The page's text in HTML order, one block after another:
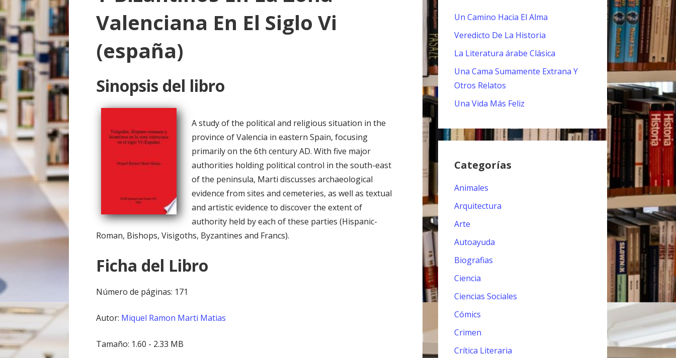
o
Valenciana En El Siglo Vi
(españa)
Sinopsis del libro
A study of the political and religious situation in the
province of Valencia in eastern Spain, focusing
primarily on the 6th century AD. With five major
authorities holding political control in the south-east
of the peninsula, Marti discusses archaeological
evidence from sites and cemeteries, as well as textual
and artistic evidence to discover the extent of
authority held by each of these parties (Hispanic-
Roman, Bishops, Visigoths, Byzantines and Francs).
Ficha del Libro
Número de páginas: 171
Autor: Miquel Ramon Marti Matias
Tamaño: 1.60 - 2.33 MB
Un Camino Hacia El Alma
Veredicto De La Historia
La Literatura árabe Clásica
Una Cama Sumamente Extrana Y
Otros Relatos
Una Vida Más Feliz
Categorías
Animales
Arquitectura
Arte
Autoayuda
Biografias
Ciencia
Ciencias Sociales
Cómics
Crimen
Crítica Literaria